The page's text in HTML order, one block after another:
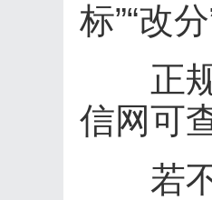
标”“改
正规
信网可
若不